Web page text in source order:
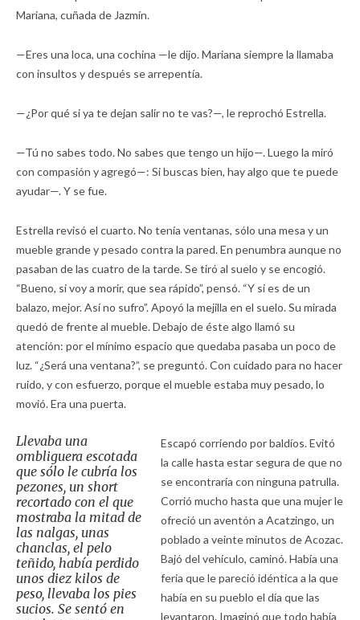
Mariana, cuñada de Jazmín.
—Eres una loca, una cochina —le dijo. Mariana siempre la llamaba
con insultos y después se arrepentía.
—¿Por qué si ya te dejan salir no te vas?—, le reprochó Estrella.
—Tú no sabes todo. No sabes que tengo un hijo—. Luego la miró
con compasión y agregó—: Si buscas bien, hay algo que te puede
ayudar—. Y se fue.
Estrella revisó el cuarto. No tenía ventanas, sólo una mesa y un
mueble grande y pesado contra la pared. En penumbra aunque no
pasaban de las cuatro de la tarde. Se tiró al suelo y se encogió.
“Bueno, si voy a morir, que sea rápido”, pensó. “Y si es de un
balazo, mejor. Así no sufro”. Apoyó la mejilla en el suelo. Su mirada
quedó de frente al mueble. Debajo de éste algo llamó su
atención: por el mínimo espacio que quedaba pasaba un poco de
luz. “¿Será una ventana?”, se preguntó. Con cuidado para no hacer
ruido, y con esfuerzo, porque el mueble estaba muy pesado, lo
movió. Era una puerta.
Llevaba una
ombliguera escotada
que sólo le cubría los
pezones, un short
recortado con el que
mostraba la mitad de
las nalgas, unas
chanclas, el pelo
teñido, había perdido
unos diez kilos de
peso, llevaba los pies
sucios. Se sentó en
Escapó corriendo por baldíos. Evitó
la calle hasta estar segura de que no
se encontraría con ninguna patrulla.
Corrió mucho hasta que una mujer le
ofreció un aventón a Acatzingo, un
poblado a veinte minutos de Acozac.
Bajó del vehículo, caminó. Había una
feria que le pareció idéntica a la que
había en su pueblo el día que las
levantaron. Imaginó que todo había